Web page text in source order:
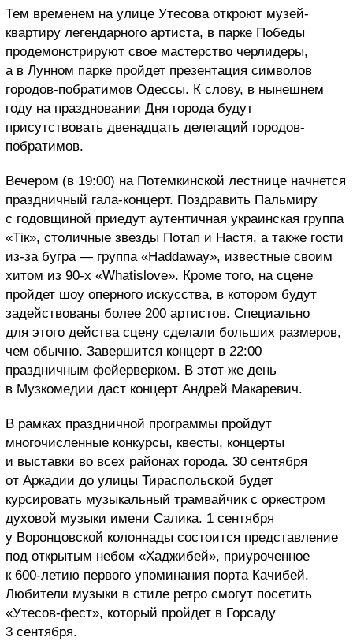
Тем временем на улице Утесова откроют музей-
квартиру легендарного артиста, в парке Победы
продемонстрируют свое мастерство черлидеры,
а в Лунном парке пройдет презентация символов
городов-побратимов Одессы. К слову, в нынешнем
году на праздновании Дня города будут
присутствовать двенадцать делегаций городов-
побратимов.
Вечером (в 19:00) на Потемкинской лестнице начнется
праздничный гала-концерт. Поздравить Пальмиру
с годовщиной приедут аутентичная украинская группа
«Тік», столичные звезды Потап и Настя, а также гости
из-за бугра — группа «Haddaway», известные своим
хитом из 90-х «Whatislove». Кроме того, на сцене
пройдет шоу оперного искусства, в котором будут
задействованы более 200 артистов. Специально
для этого действа сцену сделали больших размеров,
чем обычно. Завершится концерт в 22:00
праздничным фейерверком. В этот же день
в Музкомедии даст концерт Андрей Макаревич.
В рамках праздничной программы пройдут
многочисленные конкурсы, квесты, концерты
и выставки во всех районах города. 30 сентября
от Аркадии до улицы Тираспольской будет
курсировать музыкальный трамвайчик с оркестром
духовой музыки имени Салика. 1 сентября
у Воронцовской колоннады состоится представление
под открытым небом «Хаджибей», приуроченное
к 600-летию первого упоминания порта Качибей.
Любители музыки в стиле ретро смогут посетить
«Утесов-фест», который пройдет в Горсаду
3 сентября.